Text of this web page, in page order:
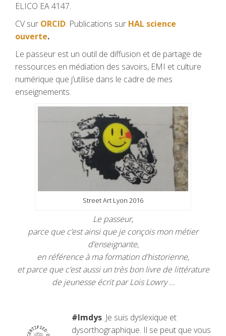
ELICO EA 4147.
CV sur ORCID. Publications sur HAL science
ouverte.
Le passeur est un outil de diffusion et de partage de
ressources en médiation des savoirs, EMI et culture
numérique que j’utilise dans le cadre de mes
enseignements.
Street Art Lyon 2016
Le passeur,
parce que c’est ainsi que je conçois mon métier
d’enseignante,
en référence à ma formation d’historienne,
et parce que c’est aussi un très bon livre de littérature
de jeunesse écrit par Lois Lowry …
#Imdys. Je suis dyslexique et
dysorthographique. Il se peut que vous